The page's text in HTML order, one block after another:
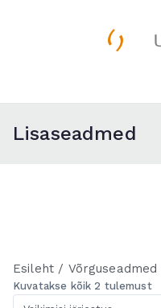
Lisaseadmed
Esileht / Võrguseadmed
Kuvatakse kõik 2 tulemust